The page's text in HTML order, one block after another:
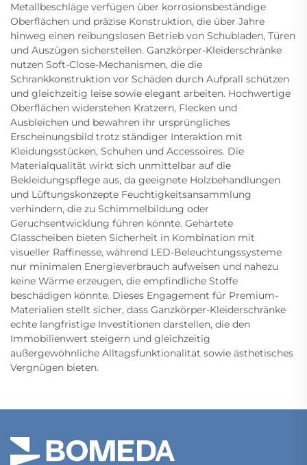
Metallbeschläge verfügen über korrosionsbeständige
Oberflächen und präzise Konstruktion, die über Jahre
hinweg einen reibungslosen Betrieb von Schubladen, Türen
und Auszügen sicherstellen. Ganzkörper-Kleiderschränke
nutzen Soft-Close-Mechanismen, die die
Schrankkonstruktion vor Schäden durch Aufprall schützen
und gleichzeitig leise sowie elegant arbeiten. Hochwertige
Oberflächen widerstehen Kratzern, Flecken und
Ausbleichen und bewahren ihr ursprüngliches
Erscheinungsbild trotz ständiger Interaktion mit
Kleidungsstücken, Schuhen und Accessoires. Die
Materialqualität wirkt sich unmittelbar auf die
Bekleidungspflege aus, da geeignete Holzbehandlungen
und Lüftungskonzepte Feuchtigkeitsansammlung
verhindern, die zu Schimmelbildung oder
Geruchsentwicklung führen könnte. Gehärtete
Glasscheiben bieten Sicherheit in Kombination mit
visueller Raffinesse, während LED-Beleuchtungssysteme
nur minimalen Energieverbrauch aufweisen und nahezu
keine Wärme erzeugen, die empfindliche Stoffe
beschädigen könnte. Dieses Engagement für Premium-
Materialien stellt sicher, dass Ganzkörper-Kleiderschränke
echte langfristige Investitionen darstellen, die den
Immobilienwert steigern und gleichzeitig
außergewöhnliche Alltagsfunktionalität sowie ästhetisches
Vergnügen bieten.